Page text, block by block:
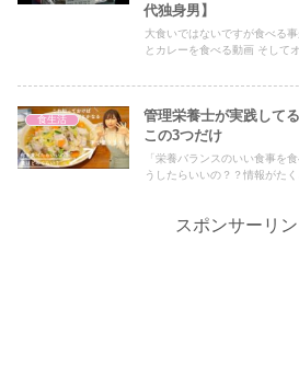
代独身男】
大食いではないですが食べる
とカレーを食べる動画 そして
食生活
管理栄養士が実践して
この3つだけ
「栄養バランスのいい食事を
うしたらいいの？？情報がたく
スポンサーリン